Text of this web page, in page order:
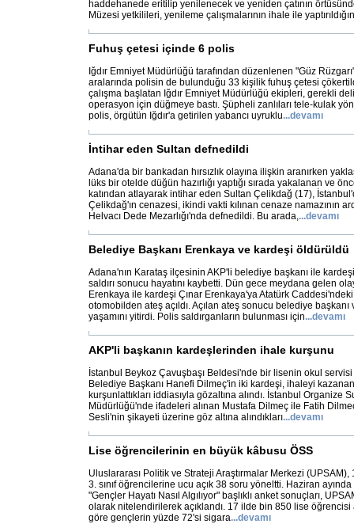
haddehanede eritilip yenilenecek ve yeniden çatının
Müzesi yetkilileri, yenileme çalışmalarının ihale ile
Fuhuş çetesi içinde 6 polis
Iğdır Emniyet Müdürlüğü tarafından düzenlenen "Güz
aralarında polisin de bulunduğu 33 kişilik fuhuş çetesi
çalışma başlatan Iğdır Emniyet Müdürlüğü ekipleri, gerekli
operasyon için düğmeye bastı. Şüpheli zanlıları tele-kulak
polis, örgütün Iğdır'a getirilen yabancı uyruklu...devamı
İntihar eden Sultan defnedildi
Adana'da bir bankadan hırsızlık olayına ilişkin aranırken
lüks bir otelde düğün hazırlığı yaptığı sırada yakalanan ve
katından atlayarak intihar eden Sultan Çelikdağ (17),
Çelikdağ'ın cenazesi, ikindi vakti kılınan cenaze namazının
Helvacı Dede Mezarlığı'nda defnedildi. Bu arada,...devamı
Belediye Başkanı Erenkaya ve kardeşi öldürüldü
Adana'nın Karataş ilçesinin AKP'li belediye başkanı ile
saldırı sonucu hayatını kaybetti. Dün gece meydana gelen
Erenkaya ile kardeşi Çınar Erenkaya'ya Atatürk
otomobilden ateş açıldı. Açılan ateş sonucu belediye
yaşamını yitirdi. Polis saldırganların bulunması için...devamı
AKP'li başkanın kardeşlerinden ihale kurşunu
İstanbul Beykoz Çavuşbaşı Beldesi'nde bir lisenin okul
Belediye Başkanı Hanefi Dilmeç'in iki kardeşi, ihaleyi
kurşunlattıkları iddiasıyla gözaltına alındı. İstanbul Organize
Müdürlüğü'nde ifadeleri alınan Mustafa Dilmeç ile Fatih
Sesli'nin şikayeti üzerine göz altına alındıkları...devamı
Lise öğrencilerinin en büyük kâbusu ÖSS
Uluslararası Politik ve Strateji Araştırmalar Merkezi
3. sınıf öğrencilerine ucu açık 38 soru yöneltti. Haziran
"Gençler Hayatı Nasıl Algılıyor" başlıklı anket sonuçları,
olarak nitelendirilerek açıklandı. 17 ilde bin 850 lise öğrencisi
göre gençlerin yüzde 72'si sigara...devamı